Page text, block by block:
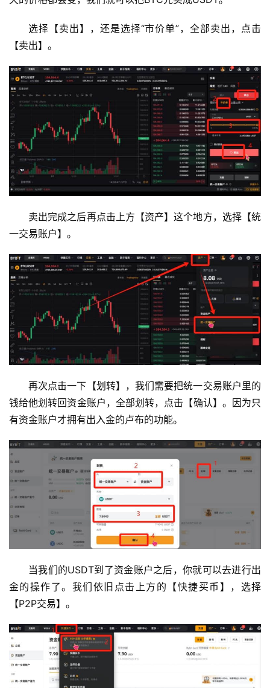
选择【卖出】，还是选择“市价单”，全部卖出，点击
【卖出】。
卖出完成之后再点击上方【资产】这个地方，选择【统
一交易账户】。
再次点击一下【划转】，我们需要把统一交易账户里的
钱给他划转回资金账户，全部划转，点击【确认】。因为只
有资金账户才拥有出入金的卢布的功能。
当我们的USDT到了资金账户之后，你就可以去进行出
金的操作了。我们依旧点击上方的【快捷买币】，选择
【P2P交易】。